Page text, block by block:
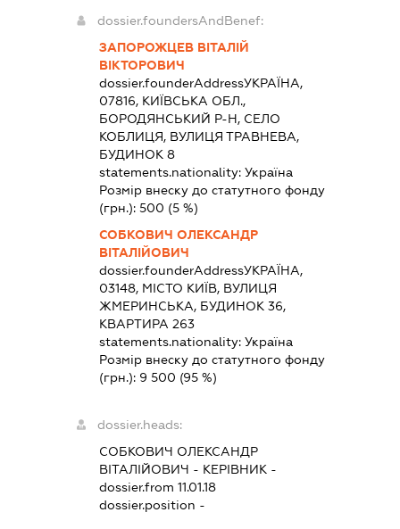
dossier.foundersAndBenef:
ЗАПОРОЖЦЕВ ВІТАЛІЙ
ВІКТОРОВИЧ
dossier.founderAddressУКРАЇНА,
07816, КИЇВСЬКА ОБЛ.,
БОРОДЯНСЬКИЙ Р-Н, СЕЛО
КОБЛИЦЯ, ВУЛИЦЯ ТРАВНЕВА,
БУДИНОК 8
statements.nationality:Україна
Розмір внеску до статутного фонду
(грн.):500 (5 %)
СОБКОВИЧ ОЛЕКСАНДР
ВІТАЛІЙОВИЧ
dossier.founderAddressУКРАЇНА,
03148, МІСТО КИЇВ, ВУЛИЦЯ
ЖМЕРИНСЬКА, БУДИНОК 36,
КВАРТИРА 263
statements.nationality:Україна
Розмір внеску до статутного фонду
(грн.): 9 500 (95 %)
dossier.heads:
СОБКОВИЧ ОЛЕКСАНДР
ВІТАЛІЙОВИЧ - КЕРІВНИК -
dossier.from 11.01.18
dossier.position -